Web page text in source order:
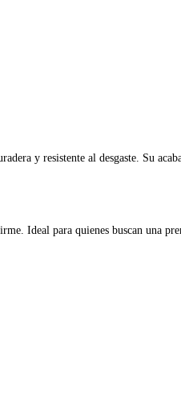
y resistente al desgaste. Su
Ideal para quienes buscan una